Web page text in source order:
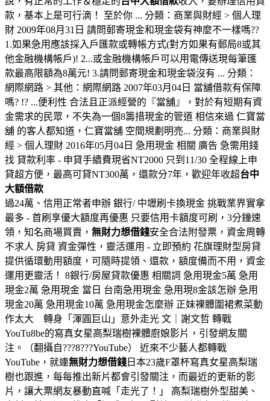
款，基本上是可行滴！ 至於你 ... 分類：商業與財經 > 個人理
財 2009年08月31日 請問郵寄現金和現金袋有神麼不一樣嗎??
1.如果急用應該採入戶匯款或轉帳方式(對方如果有郵局8或其
他金融機構帳戶)! 2...或金融機構帳戶可以用電傳送現每筆匯
款最高限額為8萬元! 3.請問郵寄現金和現金袋沒有 ... 分類：
網際網路 > 其他：網際網路 2007年03月04日 當舖借款有保障
嗎? !? ...便利性 合法且正派經營的『當舖』，對於有短期有資
金需求的民眾，不失為一個8籌措現金的管道 相信來過 仁寶當
舖 的客人都知道，仁寶當舖 空間規劃明亮... 分類：商業與財
經 > 個人理財 2016年05月04日 急用現金 相關 廣告 急需用錢
找 貸款利率 - 申貸手續費現省NT2000 只到11/30 全程線上申
貸超方便，最高可貸NT300萬，還款分7年，歡迎年收超台中
大額借款
過24萬、信用正常者申辦 銀行/ 中壢刷卡換現金 挑戰業界實拿
最多 - 首刷享優大額度再優惠 只要信用卡額度可刷，3分鐘速
領，知名商場買賣， 無財力想借錢安全合法附發票，資金周轉
不求人 房貸 資金彈性，靈活運用 - 立即預約 花旗理財型房貸
提供循環動用額度，可隨時提領、還款，額度備而不用，資金
運用更靈活！ 8銀行/房屋貸款優惠 相關詞 急用現金5萬 急用
現金2萬 急用現金 當日 台南急用現金 急用現8金該怎辦 急用
現金20萬 急用現金10萬 急用現金怎麼辦 正妹裸體圍裙煮菜動
作太大 轉身「渾圓巨山」意外走光 文｜謝文哲 轉戰
YouTu8be的寫真女星高梨瑞樹裸體廚娘影片，引發網友關
注。（翻攝自???8???YouTube） 近來不少藝人都轉戰
YouTube，就連無財力想借錢 日本23歲F罩杯寫真女星高梨瑞
樹也跟進，每每推出新片都會引發關注，而最近的更新的影
片，讓大票網友暴動直喊「走光了！」 高梨瑞樹外型甜美、